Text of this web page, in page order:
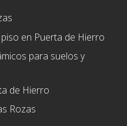
en Puerta de Hierro
para suelos y
de Hierro
Rozas